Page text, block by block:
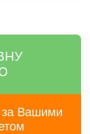
за Вашими